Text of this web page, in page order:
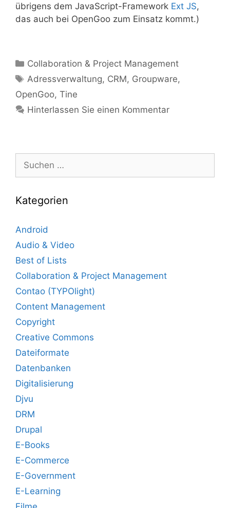
übrigens dem JavaScript-Framework Ext JS,
das auch bei OpenGoo zum Einsatz kommt.)
Kategorien
Collaboration & Project Management
Tags
Adressverwaltung, CRM, Groupware,
OpenGoo, Tine
Hinterlassen Sie einen Kommentar
Suche
nach:
Kategorien
Android
Audio & Video
Best of Lists
Collaboration & Project Management
Contao (TYPOlight)
Content Management
Copyright
Creative Commons
Dateiformate
Datenbanken
Digitalisierung
Djvu
DRM
Drupal
E-Books
E-Commerce
E-Government
E-Learning